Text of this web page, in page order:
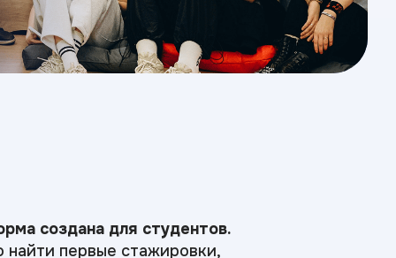
создана для студентов.
первые стажировки,